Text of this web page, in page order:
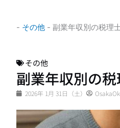
- その他 - 副業年収別の税理
その他
副業年収別の
2026年 1月 31日（土）